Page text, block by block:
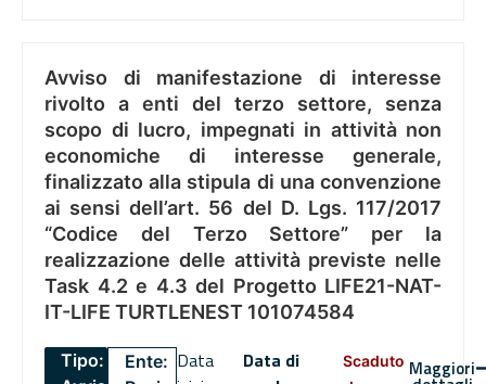
Avviso di manifestazione di interesse
rivolto a enti del terzo settore, senza
scopo di lucro, impegnati in attività non
economiche di interesse generale,
finalizzato alla stipula di una convenzione
ai sensi dell’art. 56 del D. Lgs. 117/2017
“Codice del Terzo Settore” per la
realizzazione delle attività previste nelle
Task 4.2 e 4.3 del Progetto LIFE21-NAT-
IT-LIFE TURTLENEST 101074584
Tipo:
Ente: Data
Data di
Scaduto Maggiori